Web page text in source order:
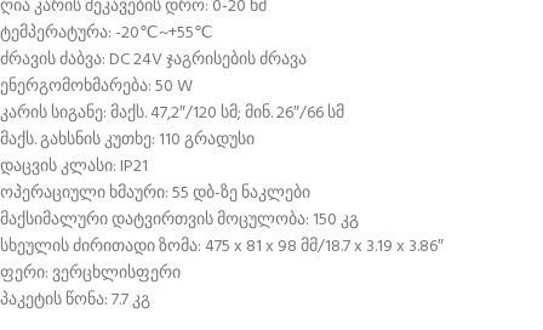
ღია კარის შეკავების დრო: 0-20 წმ
ტემპერატურა: -20℃~+55℃
ძრავის ძაბვა: DC 24V ჯაგრისების ძრავა
ენერგომოხმარება: 50 W
კარის სიგანე: მაქს. 47,2″/120 სმ; მინ. 26″/66 სმ
მაქს. გახსნის კუთხე: 110 გრადუსი
დაცვის კლასი: IP21
ოპერაციული ხმაური: 55 დბ-ზე ნაკლები
მაქსიმალური დატვირთვის მოცულობა: 150 კგ
სხეულის ძირითადი ზომა: 475 x 81 x 98 მმ/18.7 x 3.19 x 3.86″
ფერი: ვერცხლისფერი
პაკეტის წონა: 7.7 კგ